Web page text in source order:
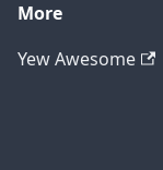
More
Yew Awesome